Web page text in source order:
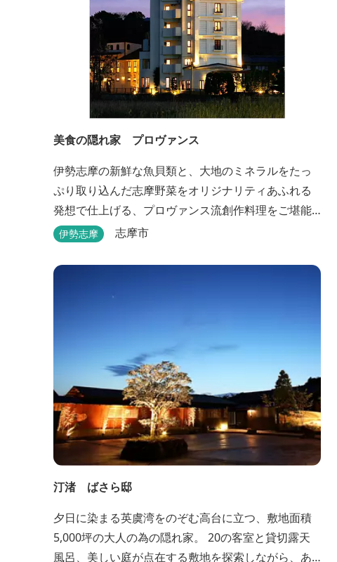
美食の隠れ家 プロヴァンス
伊勢志摩の新鮮な魚貝類と、大地のミネラルをたっ
ぷり取り込んだ志摩野菜をオリジナリティあふれる
発想で仕上げる、プロヴァンス流創作料理をご堪能
いただけます。 館内では本格的な天体観測を日数限
ジュがご案内いたします。
伊勢志摩 志摩市
汀渚 ばさら邸
夕日に染まる英虞湾をのぞむ高台に立つ、敷地面積
5,000坪の大人の為の隠れ家。 20の客室と貸切露天
風呂、美しい庭が点在する敷地を探索しながら、あ